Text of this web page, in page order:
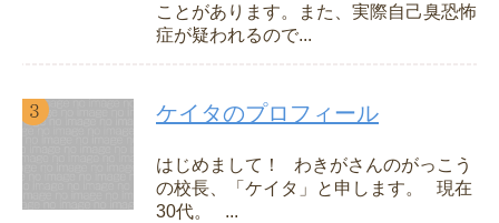
ことがあります。また、実際自己臭恐怖
症が疑われるので...
ケイタのプロフィール
はじめまして！ わきがさんのがっこう
の校長、「ケイタ」と申します。 現在
30代。 ...